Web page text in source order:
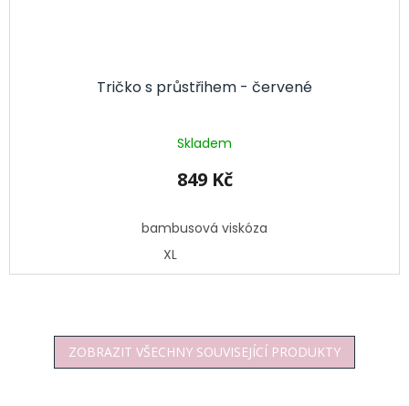
Tričko s průstřihem - červené
Skladem
849 Kč
bambusová viskóza
XL
ZOBRAZIT VŠECHNY SOUVISEJÍCÍ PRODUKTY